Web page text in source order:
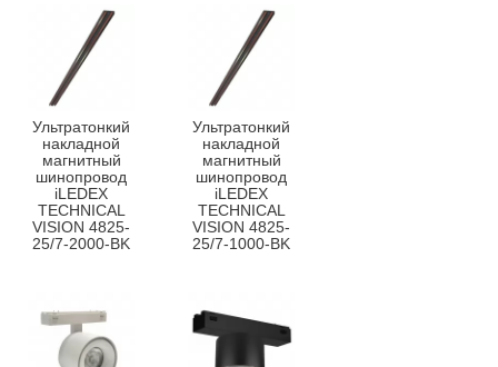
Ультратонкий
накладной
магнитный
шинопровод
iLEDEX
TECHNICAL
VISION 4825-
25/7-2000-BK
Ультратонкий
накладной
магнитный
шинопровод
iLEDEX
TECHNICAL
VISION 4825-
25/7-1000-BK